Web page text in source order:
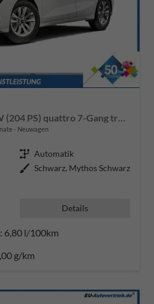
Neuwagen
Getriebe Automatik
Außenfarbe Schwarz, Mythos Schwarz
Details
6,80 l/100km
g/km